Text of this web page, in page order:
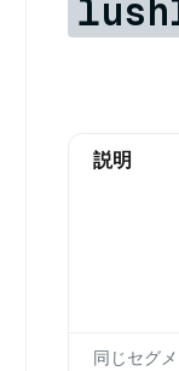
説明
同じセグ